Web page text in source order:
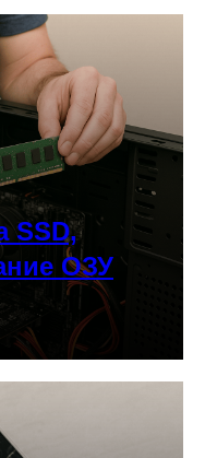
SSD,
ОЗУ